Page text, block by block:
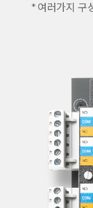
* 여러가지 구